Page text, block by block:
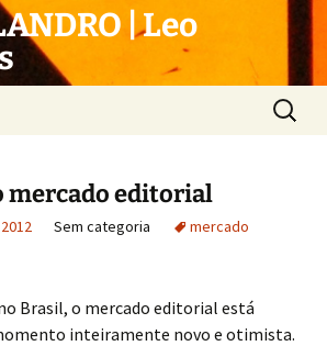
| Leo
por:
mercado editorial
Sem categoria
mercado
Brasil, o mercado editorial está
inteiramente novo e otimista.